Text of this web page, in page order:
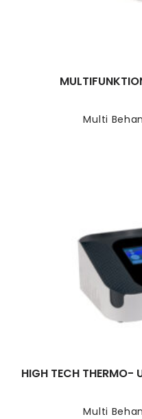
Multi
Multi
HIGH TECH THERMO-